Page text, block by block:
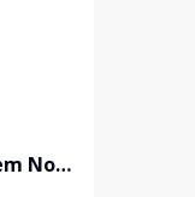
Nova